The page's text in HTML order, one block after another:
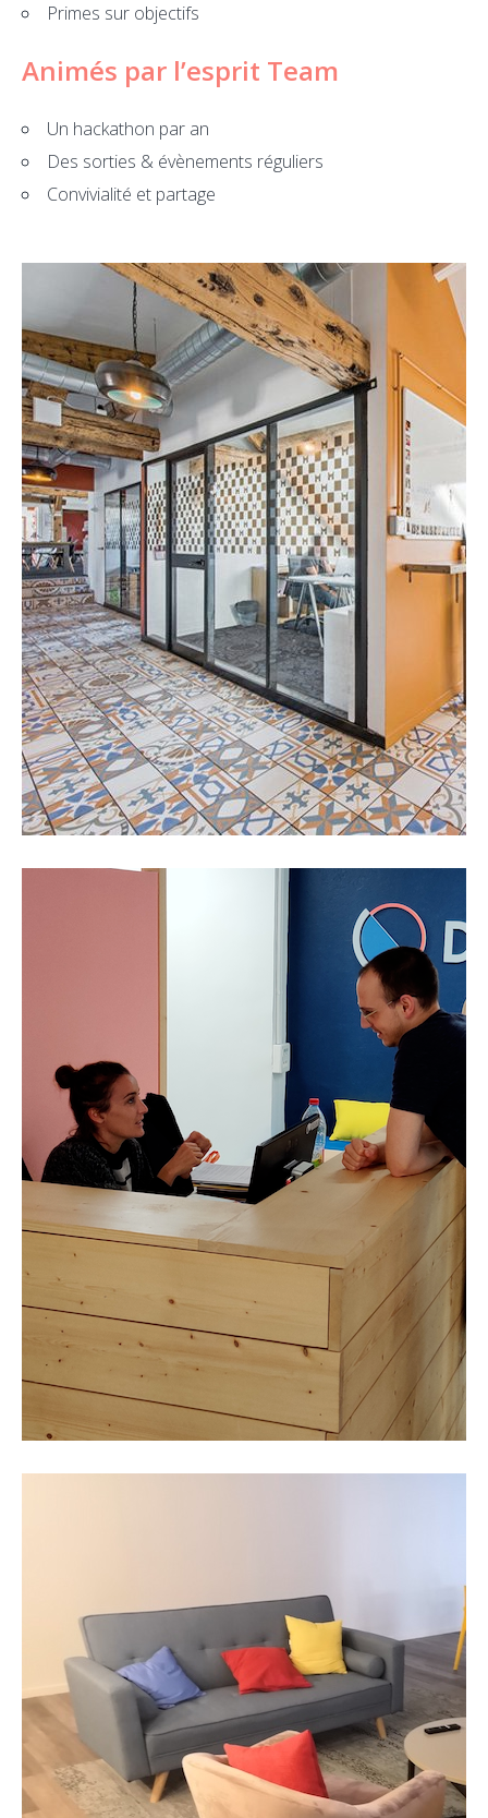
Primes sur objectifs
Animés par l’esprit Team
Un hackathon par an
Des sorties & évènements réguliers
Convivialité et partage